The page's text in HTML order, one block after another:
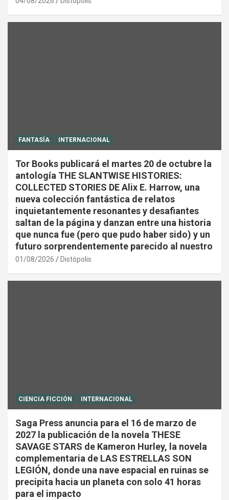
FANTASÍA INTERNACIONAL
Tor Books publicará el martes 20 de octubre la
antología THE SLANTWISE HISTORIES:
COLLECTED STORIES DE Alix E. Harrow, una
nueva colección fantástica de relatos
inquietantemente resonantes y desafiantes
saltan de la página y danzan entre una historia
que nunca fue (pero que pudo haber sido) y un
futuro sorprendentemente parecido al nuestro
01/08/2026 Distópolis
CIENCIA FICCIÓN INTERNACIONAL
Saga Press anuncia para el 16 de marzo de
2027 la publicación de la novela THESE
SAVAGE STARS de Kameron Hurley, la novela
complementaria de LAS ESTRELLAS SON
LEGIÓN, donde una nave espacial en ruinas se
precipita hacia un planeta con solo 41 horas
para el impacto